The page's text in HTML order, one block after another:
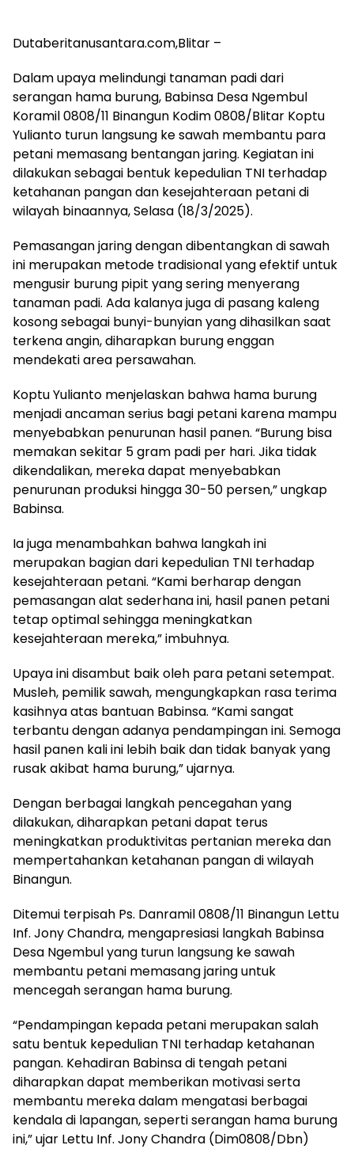
Dutaberitanusantara.com,Blitar –
Dalam upaya melindungi tanaman padi dari
serangan hama burung, Babinsa Desa Ngembul
Koramil 0808/11 Binangun Kodim 0808/Blitar Koptu
Yulianto turun langsung ke sawah membantu para
petani memasang bentangan jaring. Kegiatan ini
dilakukan sebagai bentuk kepedulian TNI terhadap
ketahanan pangan dan kesejahteraan petani di
wilayah binaannya, Selasa (18/3/2025).
Pemasangan jaring dengan dibentangkan di sawah
ini merupakan metode tradisional yang efektif untuk
mengusir burung pipit yang sering menyerang
tanaman padi. Ada kalanya juga di pasang kaleng
kosong sebagai bunyi-bunyian yang dihasilkan saat
terkena angin, diharapkan burung enggan
mendekati area persawahan.
Koptu Yulianto menjelaskan bahwa hama burung
menjadi ancaman serius bagi petani karena mampu
menyebabkan penurunan hasil panen. “Burung bisa
memakan sekitar 5 gram padi per hari. Jika tidak
dikendalikan, mereka dapat menyebabkan
penurunan produksi hingga 30-50 persen,” ungkap
Babinsa.
Ia juga menambahkan bahwa langkah ini
merupakan bagian dari kepedulian TNI terhadap
kesejahteraan petani. “Kami berharap dengan
pemasangan alat sederhana ini, hasil panen petani
tetap optimal sehingga meningkatkan
kesejahteraan mereka,” imbuhnya.
Upaya ini disambut baik oleh para petani setempat.
Musleh, pemilik sawah, mengungkapkan rasa terima
kasihnya atas bantuan Babinsa. “Kami sangat
terbantu dengan adanya pendampingan ini. Semoga
hasil panen kali ini lebih baik dan tidak banyak yang
rusak akibat hama burung,” ujarnya.
Dengan berbagai langkah pencegahan yang
dilakukan, diharapkan petani dapat terus
meningkatkan produktivitas pertanian mereka dan
mempertahankan ketahanan pangan di wilayah
Binangun.
Ditemui terpisah Ps. Danramil 0808/11 Binangun Lettu
Inf. Jony Chandra, mengapresiasi langkah Babinsa
Desa Ngembul yang turun langsung ke sawah
membantu petani memasang jaring untuk
mencegah serangan hama burung.
“Pendampingan kepada petani merupakan salah
satu bentuk kepedulian TNI terhadap ketahanan
pangan. Kehadiran Babinsa di tengah petani
diharapkan dapat memberikan motivasi serta
membantu mereka dalam mengatasi berbagai
kendala di lapangan, seperti serangan hama burung
ini,” ujar Lettu Inf. Jony Chandra (Dim0808/Dbn)